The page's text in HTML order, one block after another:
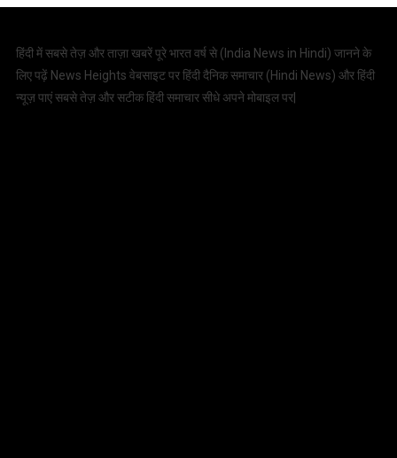
हिंदी में सबसे तेज़ और ताज़ा खबरें पूरे भारत वर्ष से ( India News in Hindi) जानने के
लिए पढ़ें News Heights वेबसाइट पर हिंदी दैनिक समाचार (Hindi News) और हिंदी
न्यूज़ पाएं सबसे तेज़ और सटीक हिंदी समाचार सीधे अपने मोबाइल पर|